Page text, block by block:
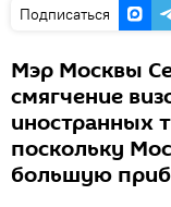
Подписаться
Мэр Москвы
смягчение
иностранных
поскольку
большую